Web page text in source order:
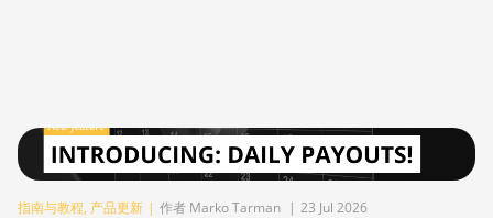
指南与教程, 产品更新 | 作者 Marko Tarman | 23 Jul 2026